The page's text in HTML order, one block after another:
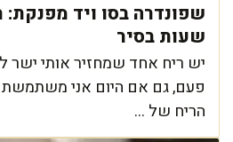
שפונדרה בסו ויד מפנקת:
שעות בסיר
יש ריח אחד שמחזיר אותי ישר
פעם, גם אם היום אני משתמשת
הריח של ...